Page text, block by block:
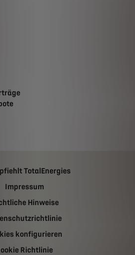
TotalEnergies
Impressum
Hinweise
konfigurieren
Richtlinie